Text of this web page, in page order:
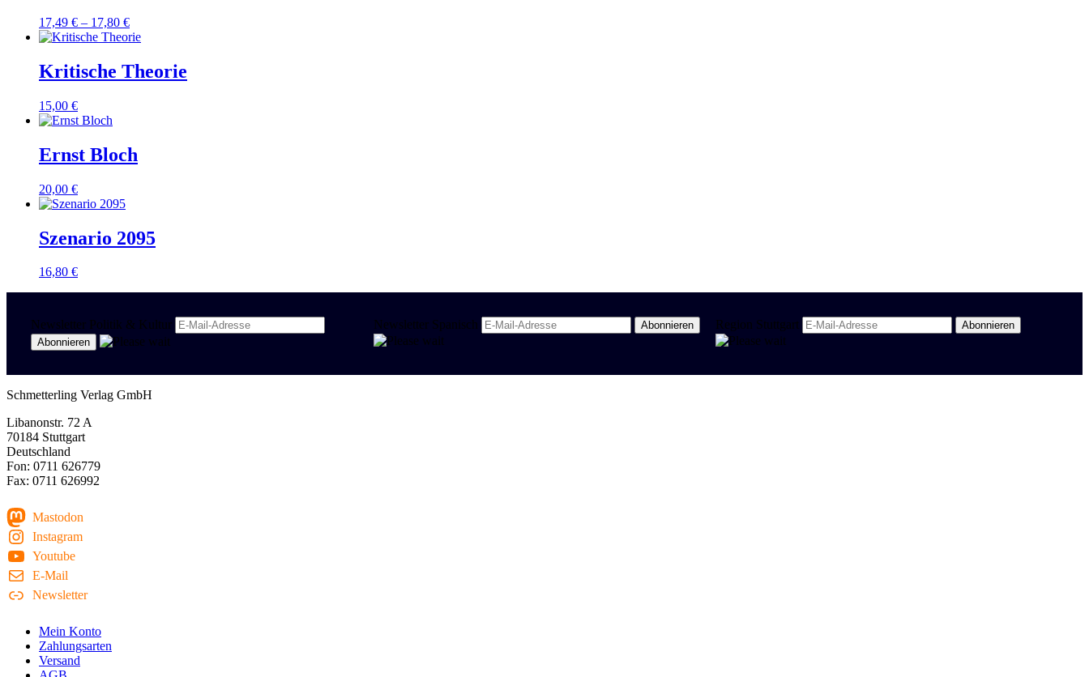
17,49 € – 17,80 €
Kritische Theorie
15,00 €
Ernst Bloch
20,00 €
Szenario 2095
16,80 €
Newsletter Politik & Kultur Newsletter Spanisch Region Stuttgart
Schmetterling Verlag GmbH
Libanonstr. 72 A
70184 Stuttgart
Deutschland
Fon: 0711 626779
Fax: 0711 626992
Mastodon
Instagram
Youtube
E-Mail
Newsletter
Mein Konto
Zahlungsarten
Versand